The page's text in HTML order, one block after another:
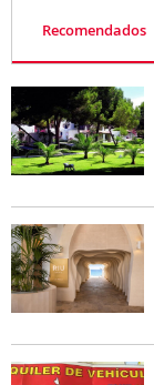
Recomendados